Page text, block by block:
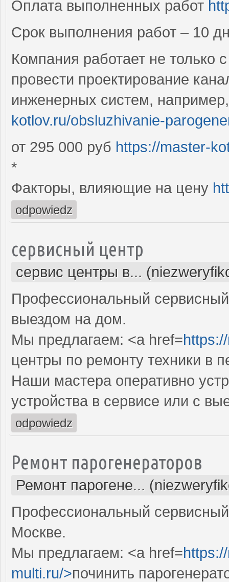
Оплата выполненных работ
Срок выполнения работ – 10
Компания работает не
провести проектирование
инженерных систем,
kotlov.ru/obsluzhivanie-
от 295 000 руб https://master-
*
Факторы, влияющие на цену
odpowiedz
сервисный центр
сервис центры в...
Профессиональный
выездом на дом.
Мы предлагаем: <a href=
центры по ремонту техники в
Наши мастера оперативно
устройства в сервисе или с
odpowiedz
Ремонт парогенераторов
Ремонт парогене...
Профессиональный
Москве.
Мы предлагаем: <a href=
multi.ru/>починить